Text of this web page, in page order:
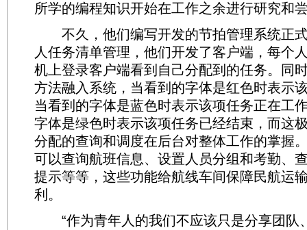
所学的编程知识开始在工作之余进行研究和
不久，他们编写开发的节拍管理系统正
人任务清单管理，他们开发了客户端，每个
机上登录客户端看到自己分配到的任务。同
方法融入系统，当看到的字体是红色时表示
当看到的字体是蓝色时表示该项任务正在工
字体是绿色时表示该项任务已经结束，而这
分配的查询和调度在后台对整体工作的掌握
可以查询航班信息、设置人员分组和考勤、
提示等等，这些功能给航线车间保障民航运
利。
“作为青年人的我们不应该只是分享团队